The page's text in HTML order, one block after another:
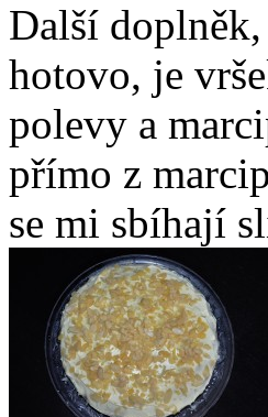
Další
hotovo, je
polevy a
přímo z
se mi sbíhají